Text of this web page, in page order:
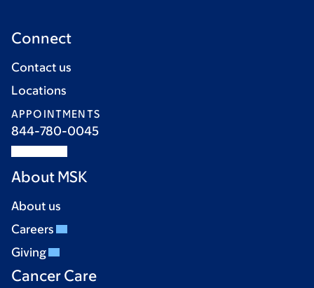
Connect
Contact us
Locations
APPOINTMENTS
844-780-0045
About MSK
About us
Careers
Giving
Cancer Care